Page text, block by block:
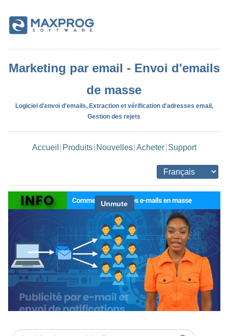
Marketing par email - Envoi d'emails
de masse
Logiciel d'envoi d'emails, Extraction et vérification d'adresses email,
Gestion des rejets
Accueil Produits Nouvelles Acheter Support